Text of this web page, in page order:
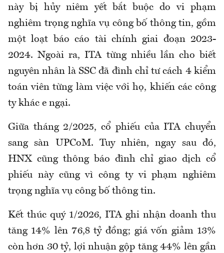
này bị hủy niêm yết bắt buộc do vi phạm
nghiêm trọng nghĩa vụ công bố thông tin, gồm
một loạt báo cáo tài chính giai đoạn 2023-
2024. Ngoài ra, ITA từng nhiều lần cho biết
nguyên nhân là SSC đã đình chỉ tư cách 4 kiểm
toán viên từng làm việc với họ, khiến các công
ty khác e ngại.
Giữa tháng 2/2025, cổ phiếu của ITA chuyển
sang sàn UPCoM. Tuy nhiên, ngay sau đó,
HNX cũng thông báo đình chỉ giao dịch cổ
phiếu này cũng vì công ty vi phạm nghiêm
trọng nghĩa vụ công bố thông tin.
Kết thúc quý 1/2026, ITA ghi nhận doanh thu
tăng 14% lên 76,8 tỷ đồng; giá vốn giảm 13%
còn hơn 30 tỷ, lợi nhuận gộp tăng 44% lên gần